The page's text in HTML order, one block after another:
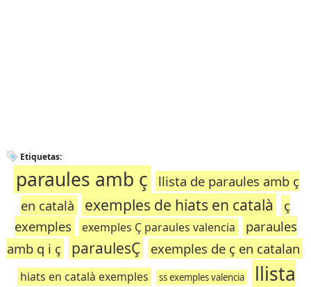
Etiquetas:
paraules amb ç
llista de paraules amb ç
en català
exemples de hiats en català
ç
exemples
exemples Ç paraules valencia
paraules
amb q i ç
paraulesÇ exemples de ç en catalan
hiats en català exemples ss exemples valencia
llista